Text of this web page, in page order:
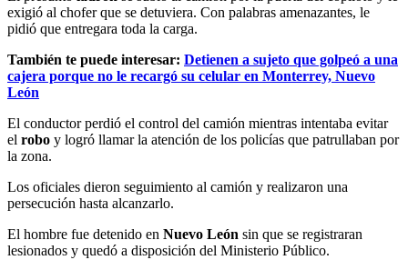
exigió al chofer que se detuviera. Con palabras amenazantes, le
pidió que entregara toda la carga.
También te puede interesar: Detienen a sujeto que golpeó a una
cajera porque no le recargó su celular en Monterrey, Nuevo
León
El conductor perdió el control del camión mientras intentaba evitar
el robo y logró llamar la atención de los policías que patrullaban por
la zona.
Los oficiales dieron seguimiento al camión y realizaron una
persecución hasta alcanzarlo.
El hombre fue detenido en Nuevo León sin que se registraran
lesionados y quedó a disposición del Ministerio Público.